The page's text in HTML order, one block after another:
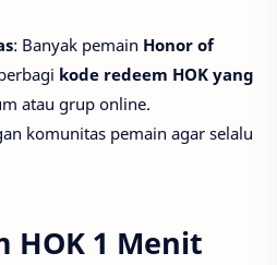
: Banyak pemain Honor of
kode redeem HOK yang
atau grup online.
komunitas pemain agar selalu
HOK 1 Menit